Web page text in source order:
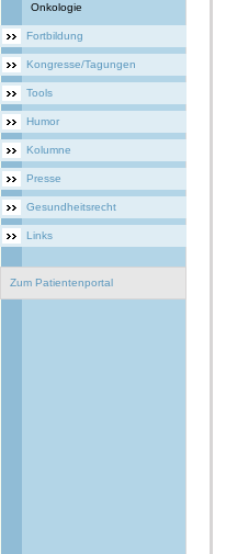
Onkologie
Fortbildung
Kongresse/Tagungen
Tools
Humor
Kolumne
Presse
Gesundheitsrecht
Links
Zum Patientenportal